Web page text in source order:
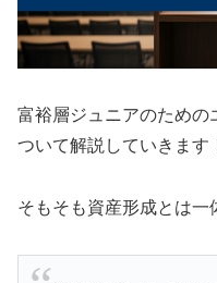
富裕層ジュニアのための
ついて解説していきます
そもそも資産形成とは一